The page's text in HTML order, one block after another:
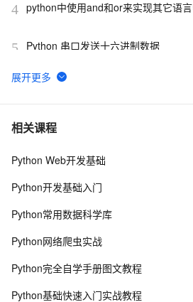
4 python中使用and和or来实现其它语
5 Python 串口发送十六进制数据
6 Python 多线程之threading介绍
7 python synflood test
8 Python是一种广泛使用的高级编程语
super()函数使用
10Python探索记(15)——Python内置函数
相关课程
Python Web开发基础
Python开发基础入门
Python常用数据科学库
Python网络爬虫实战
Python完全自学手册图文教程
Python基础快速入门实战教程